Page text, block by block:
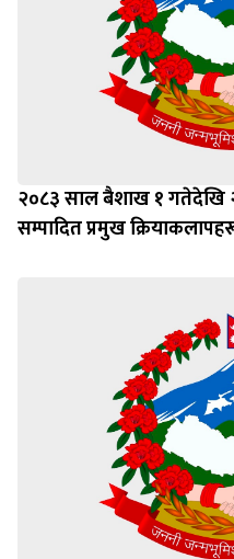
२०८३ साल बैशाख १ गतेदेखि
सम्पादित प्रमुख